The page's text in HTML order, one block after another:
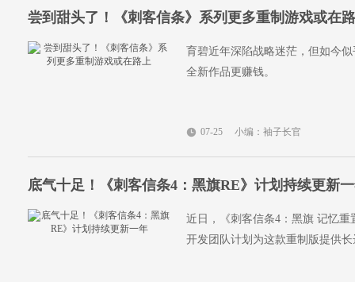
尝到甜头了！《刺客信条》系列更多重制游戏或在
育碧近年深陷战略迷茫，但如今
全新作品更赚钱。
07-25 小编：袖子长官
底气十足！《刺客信条4：黑旗RE》计划持续更新
近日，《刺客信条4：黑旗 记忆重
开发团队计划为这款重制版提供